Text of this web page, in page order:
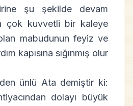
şu şekilde devam
çok kuvvetli bir kaleye
olan mabudunun feyiz ve
kapısına sığınmış olur.
ünlü Ata demiştir ki:
dolayı büyük